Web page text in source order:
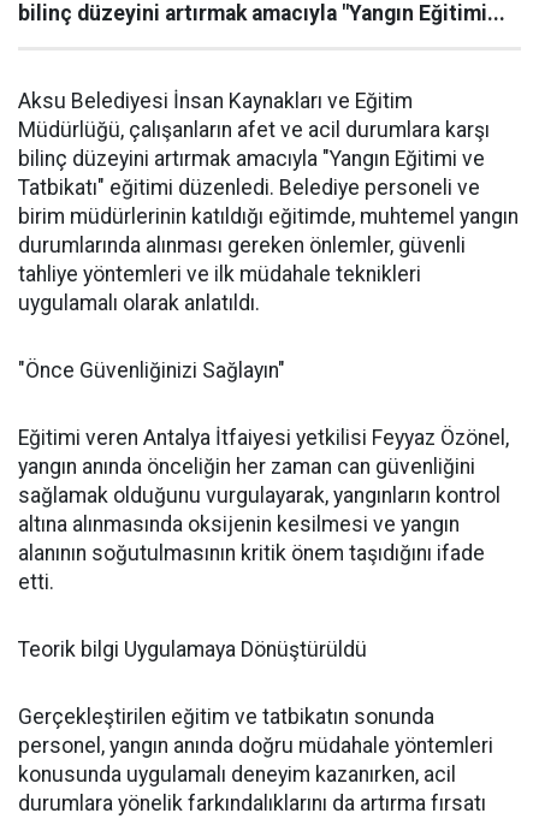
bilinç düzeyini artırmak amacıyla "Yangın Eğitimi...
Aksu Belediyesi İnsan Kaynakları ve Eğitim
Müdürlüğü, çalışanların afet ve acil durumlara karşı
bilinç düzeyini artırmak amacıyla "Yangın Eğitimi ve
Tatbikatı" eğitimi düzenledi. Belediye personeli ve
birim müdürlerinin katıldığı eğitimde, muhtemel yangın
durumlarında alınması gereken önlemler, güvenli
tahliye yöntemleri ve ilk müdahale teknikleri
uygulamalı olarak anlatıldı.
"Önce Güvenliğinizi Sağlayın"
Eğitimi veren Antalya İtfaiyesi yetkilisi Feyyaz Özönel,
yangın anında önceliğin her zaman can güvenliğini
sağlamak olduğunu vurgulayarak, yangınların kontrol
altına alınmasında oksijenin kesilmesi ve yangın
alanının soğutulmasının kritik önem taşıdığını ifade
etti.
Teorik bilgi Uygulamaya Dönüştürüldü
Gerçekleştirilen eğitim ve tatbikatın sonunda
personel, yangın anında doğru müdahale yöntemleri
konusunda uygulamalı deneyim kazanırken, acil
durumlara yönelik farkındalıklarını da artırma fırsatı